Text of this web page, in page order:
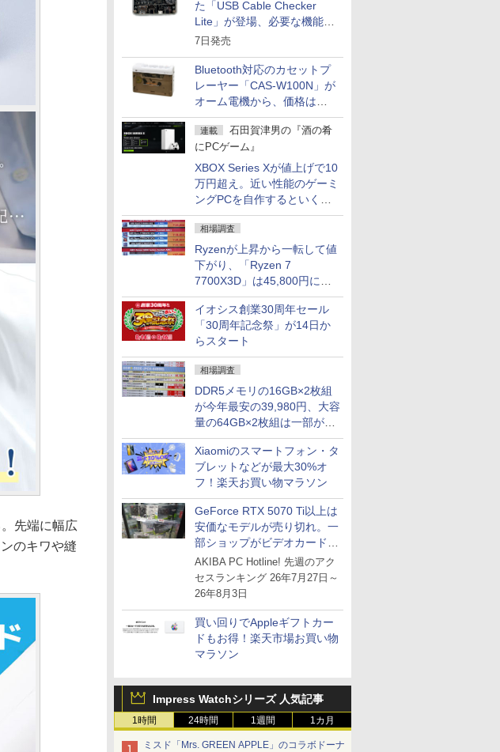
た「USB Cable Checker
Lite」が登場、必要な機能を
凝縮しコンパクトに
7日発売
Bluetooth対応のカセットプ
レーヤー「CAS-W100N」が
オーム電機から、価格は
5,940円
連載
石田賀津男の『酒の肴
にPCゲーム』
XBOX Series Xが値上げで10
万円超え。近い性能のゲーミ
ングPCを自作するといくら
になる？
相場調査
Ryzenが上昇から一転して値
下がり、「Ryzen 7
7700X3D」は45,800円に急
落し「Ryzen 7 7800X3D」
との価格逆転解消 [8月前半の
CPU価格]
イオシス創業30周年セール
「30周年記念祭」が14日か
らスタート
相場調査
DDR5メモリの16GB×2枚組
が今年最安の39,980円、大容
量の64GB×2枚組は一部が続
騰 [8月前半のメモリ価格]
Xiaomiのスマートフォン・タ
ブレットなどが最大30%オ
フ！楽天お買い物マラソン
GeForce RTX 5070 Ti以上は
安価なモデルが売り切れ。一
部ショップがビデオカードの
購入制限を実施したニュース
が注目を集める
AKIBA PC Hotline! 先週のアク
セスランキング 26年7月27日～
26年8月3日
買い回りでAppleギフトカー
ドもお得！楽天市場お買い物
マラソン
Impress Watchシリーズ 人気記事
1時間 24時間 1週間 1カ月
ミスド「Mrs. GREEN APPLE」のコラボドーナ
先端に幅広
のキワや縫